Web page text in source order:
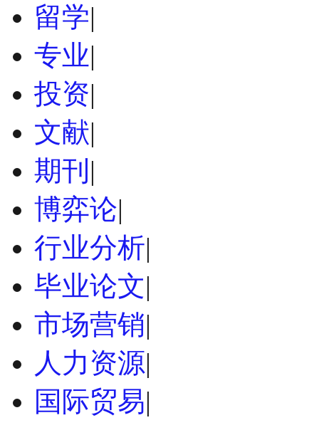
留学|
专业|
投资|
文献|
期刊 |
博弈论|
行业分析|
毕业论文|
市场营销|
人力资源|
国际贸易|